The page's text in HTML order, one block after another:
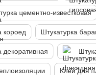
цементно-известковая
короед Штукатурка
декоративная
Клей для